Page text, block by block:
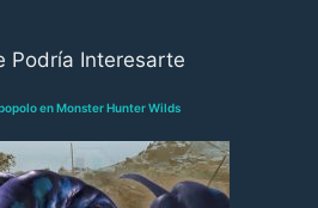
Podría Interesarte
en Monster Hunter Wilds